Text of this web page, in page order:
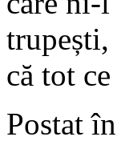
trupești,
că tot
Postat în